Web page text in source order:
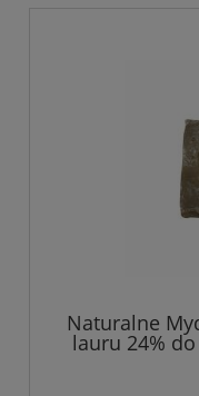
Naturalne
lauru 24%